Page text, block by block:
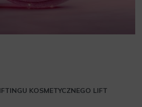
KOSMETYCZNEGO LIFT